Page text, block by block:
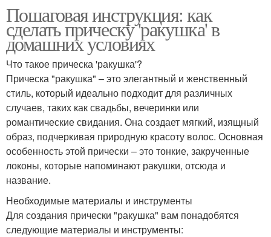
Пошаговая инструкция: как
сделать прическу 'ракушка' в
домашних условиях
Что такое прическа 'ракушка'?
Прическа "ракушка" – это элегантный и женственный
стиль, который идеально подходит для различных
случаев, таких как свадьбы, вечеринки или
романтические свидания. Она создает мягкий, изящный
образ, подчеркивая природную красоту волос. Основная
особенность этой прически – это тонкие, закрученные
локоны, которые напоминают ракушки, отсюда и
название.
Необходимые материалы и инструменты
Для создания прически "ракушка" вам понадобятся
следующие материалы и инструменты: